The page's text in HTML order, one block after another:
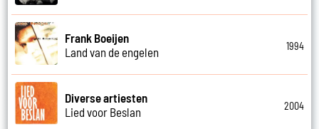
Frank Boeijen
Land van de engelen
1994
Diverse artiesten
Lied voor Beslan
2004